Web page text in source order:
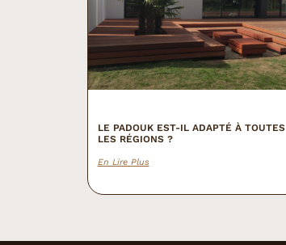
LE PADOUK EST-IL ADAPTÉ À TOUTES
LES RÉGIONS ?
En Lire Plus